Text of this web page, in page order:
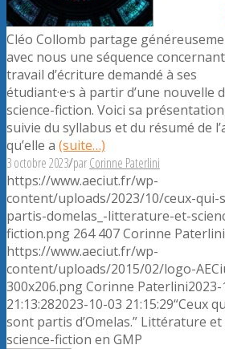
Cléo Collomb partage
avec nous une séquence
travail d’écriture demandé à ses
étudiant·e·s à partir d’une nouvelle
science-fiction. Voici sa
suivie du syllabus et du résumé de
qu’elle a (suite…)
3 octobre 2023/parCorinne Paterlini
https://www.aeciut.fr/wp-
content/uploads/2023/10/ceux-qui-
partis-domelas_-litterature-et-
fiction.png 264 407Corinne Paterlini
https://www.aeciut.fr/wp-
content/uploads/2015/02/logo-
300x206.pngCorinne Paterlini
21:13:282023-10-03 21:15:29“Ceux
sont partis d’Omelas.” Littérature et
science-fiction en GMP